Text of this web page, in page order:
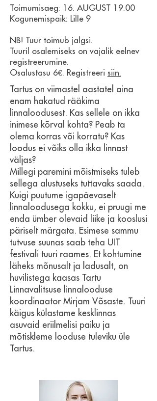
Toimumisaeg: 16. AUGUST 19.00
Kogunemispaik: Lille 9
NB! Tuur toimub jalgsi.
Tuuril osalemiseks on vajalik eelnev
registreerumine.
Osalustasu 6€. Registreeri siin.
Tartus on viimastel aastatel aina
enam hakatud rääkima
linnaloodusest. Kas sellele on ikka
inimese kõrval kohta? Peab ta
olema korras või korratu? Kas
loodus ei võiks olla ikka linnast
väljas?
Millegi paremini mõistmiseks tuleb
sellega alustuseks tuttavaks saada.
Kuigi puutume igapäevaselt
linnaloodusega kokku, ei pruugi me
enda ümber olevaid liike ja kooslusi
päriselt märgata. Esimese sammu
tutvuse suunas saab teha UIT
festivali tuuri raames. Et kohtumine
läheks mõnusalt ja ladusalt, on
huvilistega kaasas Tartu
Linnavalitsuse linnalooduse
koordinaator Mirjam Võsaste. Tuuri
käigus külastame kesklinnas
asuvaid eriilmelisi paiku ja
mõtiskleme looduse tuleviku üle
Tartus.